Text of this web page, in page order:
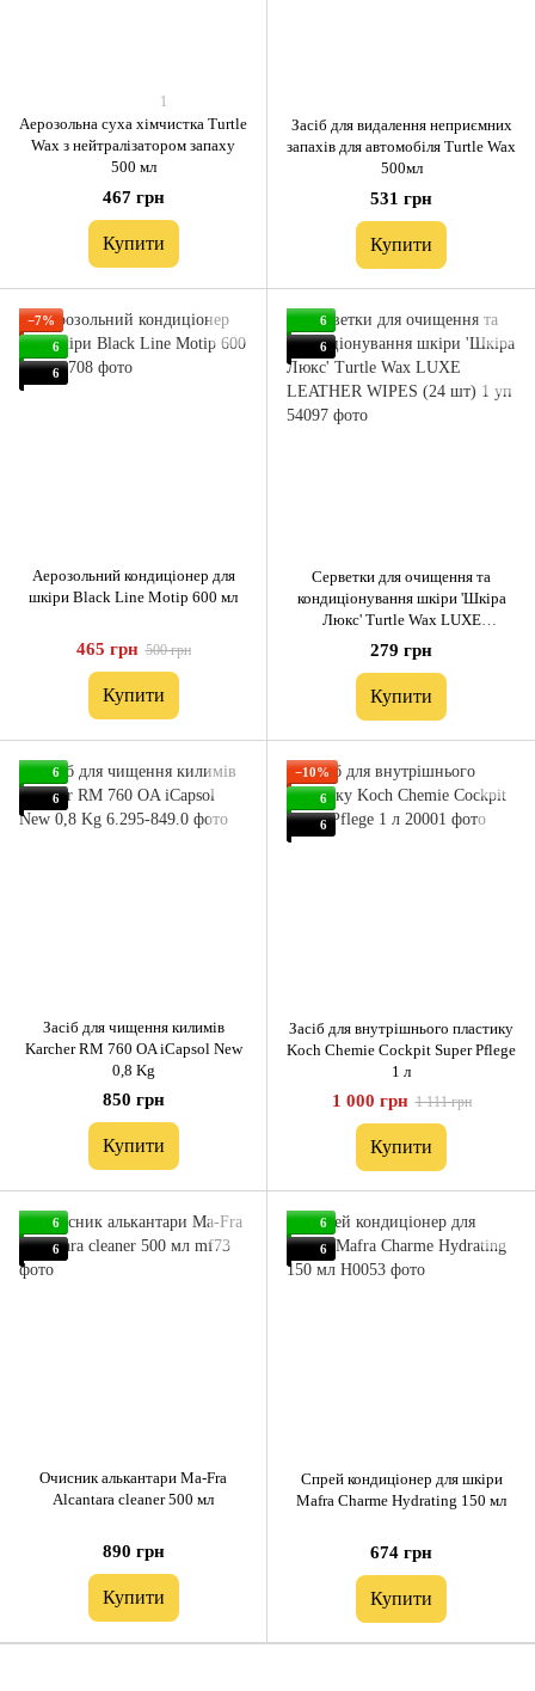
1
Аерозольна суха хімчистка Turtle
Wax з нейтралізатором запаху
500 мл
467 грн
Купити
Засіб для видалення неприємних
запахів для автомобіля Turtle Wax
500мл
531 грн
Купити
−7%
6
6
Аерозольний кондиціонер для
шкіри Black Line Motip 600 мл
465 грн 500 грн
Купити
6
6
Серветки для очищення та
кондиціонування шкіри 'Шкіра
Люкс' Turtle Wax LUXE
LEATHER WIPES (24 шт) 1 уп
279 грн
Купити
6
6
Засіб для чищення килимів
Karcher RM 760 OA iCapsol New
0,8 Kg
850 грн
Купити
−10%
6
6
Засіб для внутрішнього пластику
Koch Chemie Cockpit Super Pflege
1 л
1 000 грн 1 111 грн
Купити
6
6
Очисник алькантари Ma-Fra
Alcantara cleaner 500 мл
890 грн
Купити
6
6
Спрей кондиціонер для шкіри
Mafra Charme Hydrating 150 мл
674 грн
Купити